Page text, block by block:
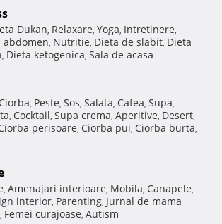
Dukan, Relaxare, Yoga, Intretinere,
abdomen, Nutritie, Dieta de slabit, Dieta
, Dieta ketogenica, Sala de acasa
Ciorba, Peste, Sos, Salata, Cafea, Supa,
, Cocktail, Supa crema, Aperitive, Desert,
perisoare, Ciorba pui, Ciorba burta,
, Amenajari interioare, Mobila, Canapele,
interior, Parenting, Jurnal de mama
, Femei curajoase, Autism